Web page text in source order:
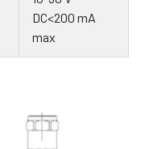
DC<200 mA
max